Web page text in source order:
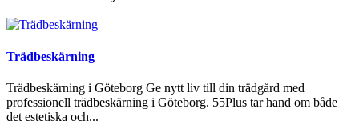
Trädbeskärning
Trädbeskärning i Göteborg Ge nytt liv till din trädgård med
professionell trädbeskärning i Göteborg. 55Plus tar hand om både
det estetiska och...